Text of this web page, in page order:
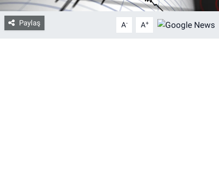
Paylaş A- A+
İletişim/Künye